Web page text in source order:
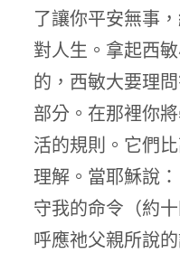
了讓你平安無事
對人生。拿起西
的，西敏大要理
部分。在那裡你
活的規則。它們
理解。當耶穌說
守我的命令（約
呼應祂父親所說